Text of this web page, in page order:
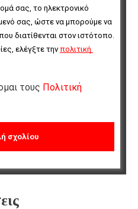
σας, το ηλεκτρονικό
σας, ώστε να μπορούμε να
διατίθενται στον ιστότοπο.
ελέγξτε την πολιτική
τους Πολιτική